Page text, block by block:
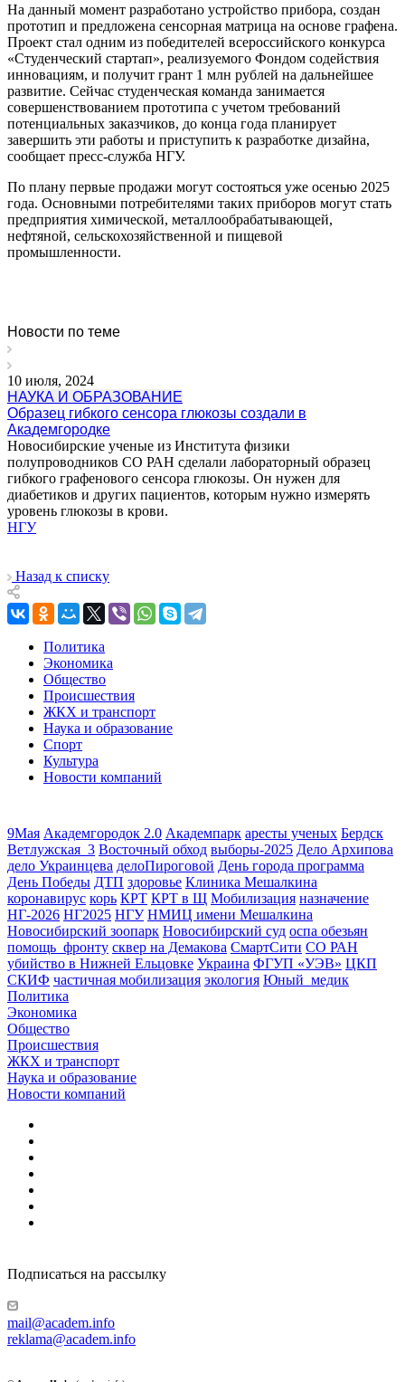
На данный момент разработано устройство прибора, создан
прототип и предложена сенсорная матрица на основе графена.
Проект стал одним из победителей всероссийского конкурса
«Студенческий стартап», реализуемого Фондом содействия
инновациям, и получит грант 1 млн рублей на дальнейшее
развитие. Сейчас студенческая команда занимается
совершенствованием прототипа с учетом требований
потенциальных заказчиков, до конца года планирует
завершить эти работы и приступить к разработке дизайна,
сообщает пресс-служба НГУ.
По плану первые продажи могут состояться уже осенью 2025
года. Основными потребителями таких приборов могут стать
предприятия химической, металлообрабатывающей,
нефтяной, сельскохозяйственной и пищевой
промышленности.
Новости по теме
10 июля, 2024
НАУКА И ОБРАЗОВАНИЕ
Образец гибкого сенсора глюкозы создали в
Академгородке
Новосибирские ученые из Института физики
полупроводников СО РАН сделали лабораторный образец
гибкого графенового сенсора глюкозы. Он нужен для
диабетиков и других пациентов, которым нужно измерять
уровень глюкозы в крови.
НГУ
Назад к списку
Политика
Экономика
Общество
Происшествия
ЖКХ и транспорт
Наука и образование
Спорт
Культура
Новости компаний
9Мая Академгородок 2.0 Академпарк аресты ученых Бердск
Ветлужская_3 Восточный обход выборы-2025 Дело Архипова
дело Украинцева делоПироговой День города программа
День Победы ДТП здоровье Клиника Мешалкина
коронавирус корь КРТ КРТ в Щ Мобилизация назначение
НГ-2026 НГ2025 НГУ НМИЦ имени Мешалкина
Новосибирский зоопарк Новосибирский суд оспа обезьян
помощь_фронту сквер на Демакова СмартСити СО РАН
убийство в Нижней Ельцовке Украина ФГУП «УЭВ» ЦКП
СКИФ частичная мобилизация экология Юный_медик
Политика
Экономика
Общество
Происшествия
ЖКХ и транспорт
Наука и образование
Новости компаний
Подписаться на рассылку
mail@academ.info
reklama@academ.info